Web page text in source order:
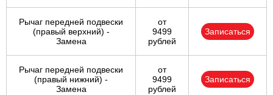
Рычаг передней подвески
(правый верхний) -
Замена
от
9499
рублей
Записаться
Рычаг передней подвески
(правый нижний) -
Замена
от
9499
рублей
Записаться